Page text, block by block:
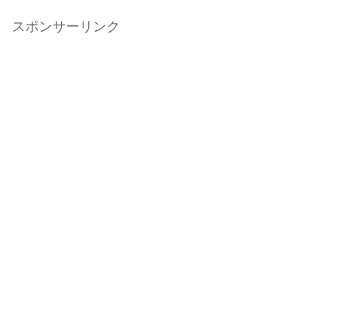
スポンサーリンク